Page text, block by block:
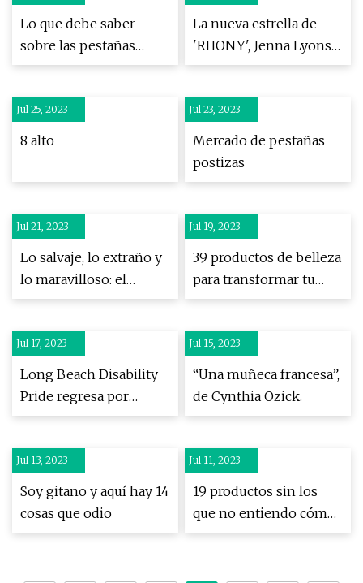
económicos
Lo que debe saber
sobre las pestañas
postizas y las
pestañas para su boda
La nueva estrella de
'RHONY', Jenna Lyons,
revela que los dientes,
pestañas son todos
falsos debido a un
trastorno genético
Jul 25, 2023
8 alto
Jul 23, 2023
Mercado de pestañas
postizas
Jul 21, 2023
Lo salvaje, lo extraño y
lo maravilloso: el
extraordinario
captura el inquietante
genio de Diane Arbus
Jul 19, 2023
39 productos de belleza
para transformar tu
rutina
Jul 17, 2023
Long Beach Disability
Pride regresa por
segundo año
Jul 15, 2023
“Una muñeca francesa”,
de Cynthia Ozick.
Jul 13, 2023
Soy gitano y aquí hay 14
cosas que odio
Jul 11, 2023
19 productos sin los
que no entiendo cómo
has vivido toda tu vida